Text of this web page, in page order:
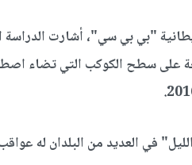
"بي بي سي"، أشارت
.
في العديد من البلدان له